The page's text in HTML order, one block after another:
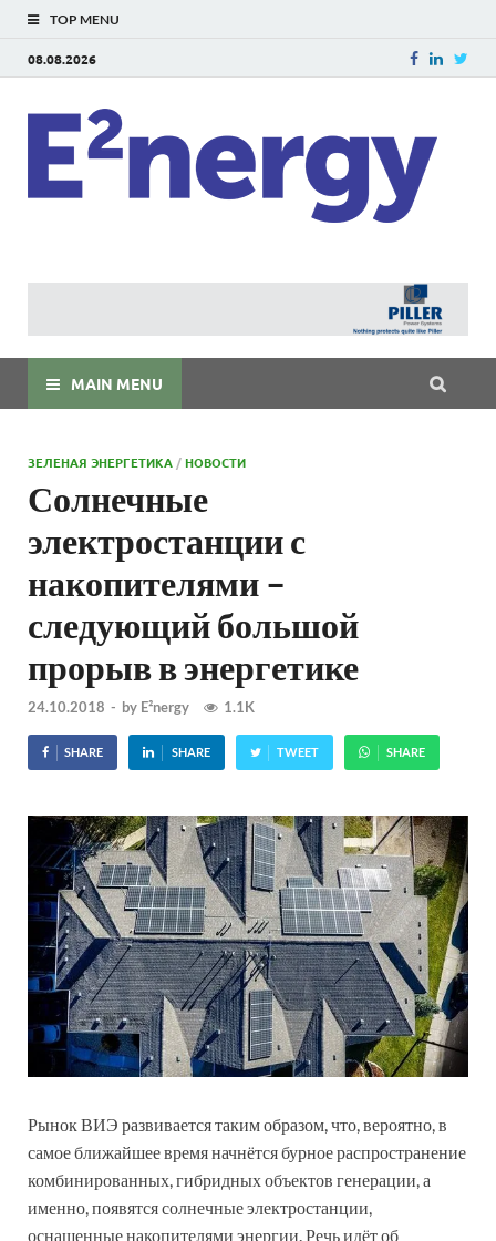
TOP MENU
08.08.2026
MAIN MENU
ЗЕЛЕНАЯ ЭНЕРГЕТИКА /НОВОСТИ
Солнечные
электростанции с
накопителями –
следующий большой
прорыв в энергетике
24.10.2018 - by E²nergy 1.1K
SHARE SHARE TWEET SHARE
Рынок ВИЭ развивается таким образом, что, вероятно, в
самое ближайшее время начнётся бурное распространение
комбинированных, гибридных объектов генерации, а
именно, появятся солнечные электростанции,
оснащенные накопителями энергии. Речь идёт об